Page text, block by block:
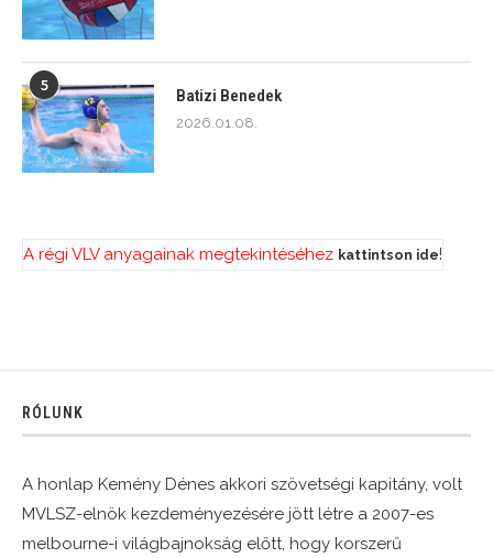
5
Batizi Benedek
2026.01.08.
A régi VLV anyagainak megtekintéséhez kattintson ide!
RÓLUNK
A honlap Kemény Dénes akkori szövetségi kapitány, volt
MVLSZ-elnök kezdeményezésére jött létre a 2007-es
melbourne-i világbajnokság előtt, hogy korszerű